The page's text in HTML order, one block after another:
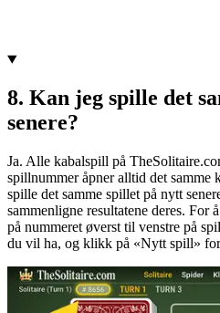
8. Kan jeg spille det
senere?
Ja. Alle kabalspill på
spillnummer åpner alltid det samme
spille det samme spillet på nytt
sammenligne resultatene deres. For
på nummeret øverst til venstre på
du vil ha, og klikk på «Nytt spill» for